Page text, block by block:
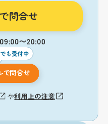
問合せ
〜20:00
も受付中
で問合せ
や利用上の注意